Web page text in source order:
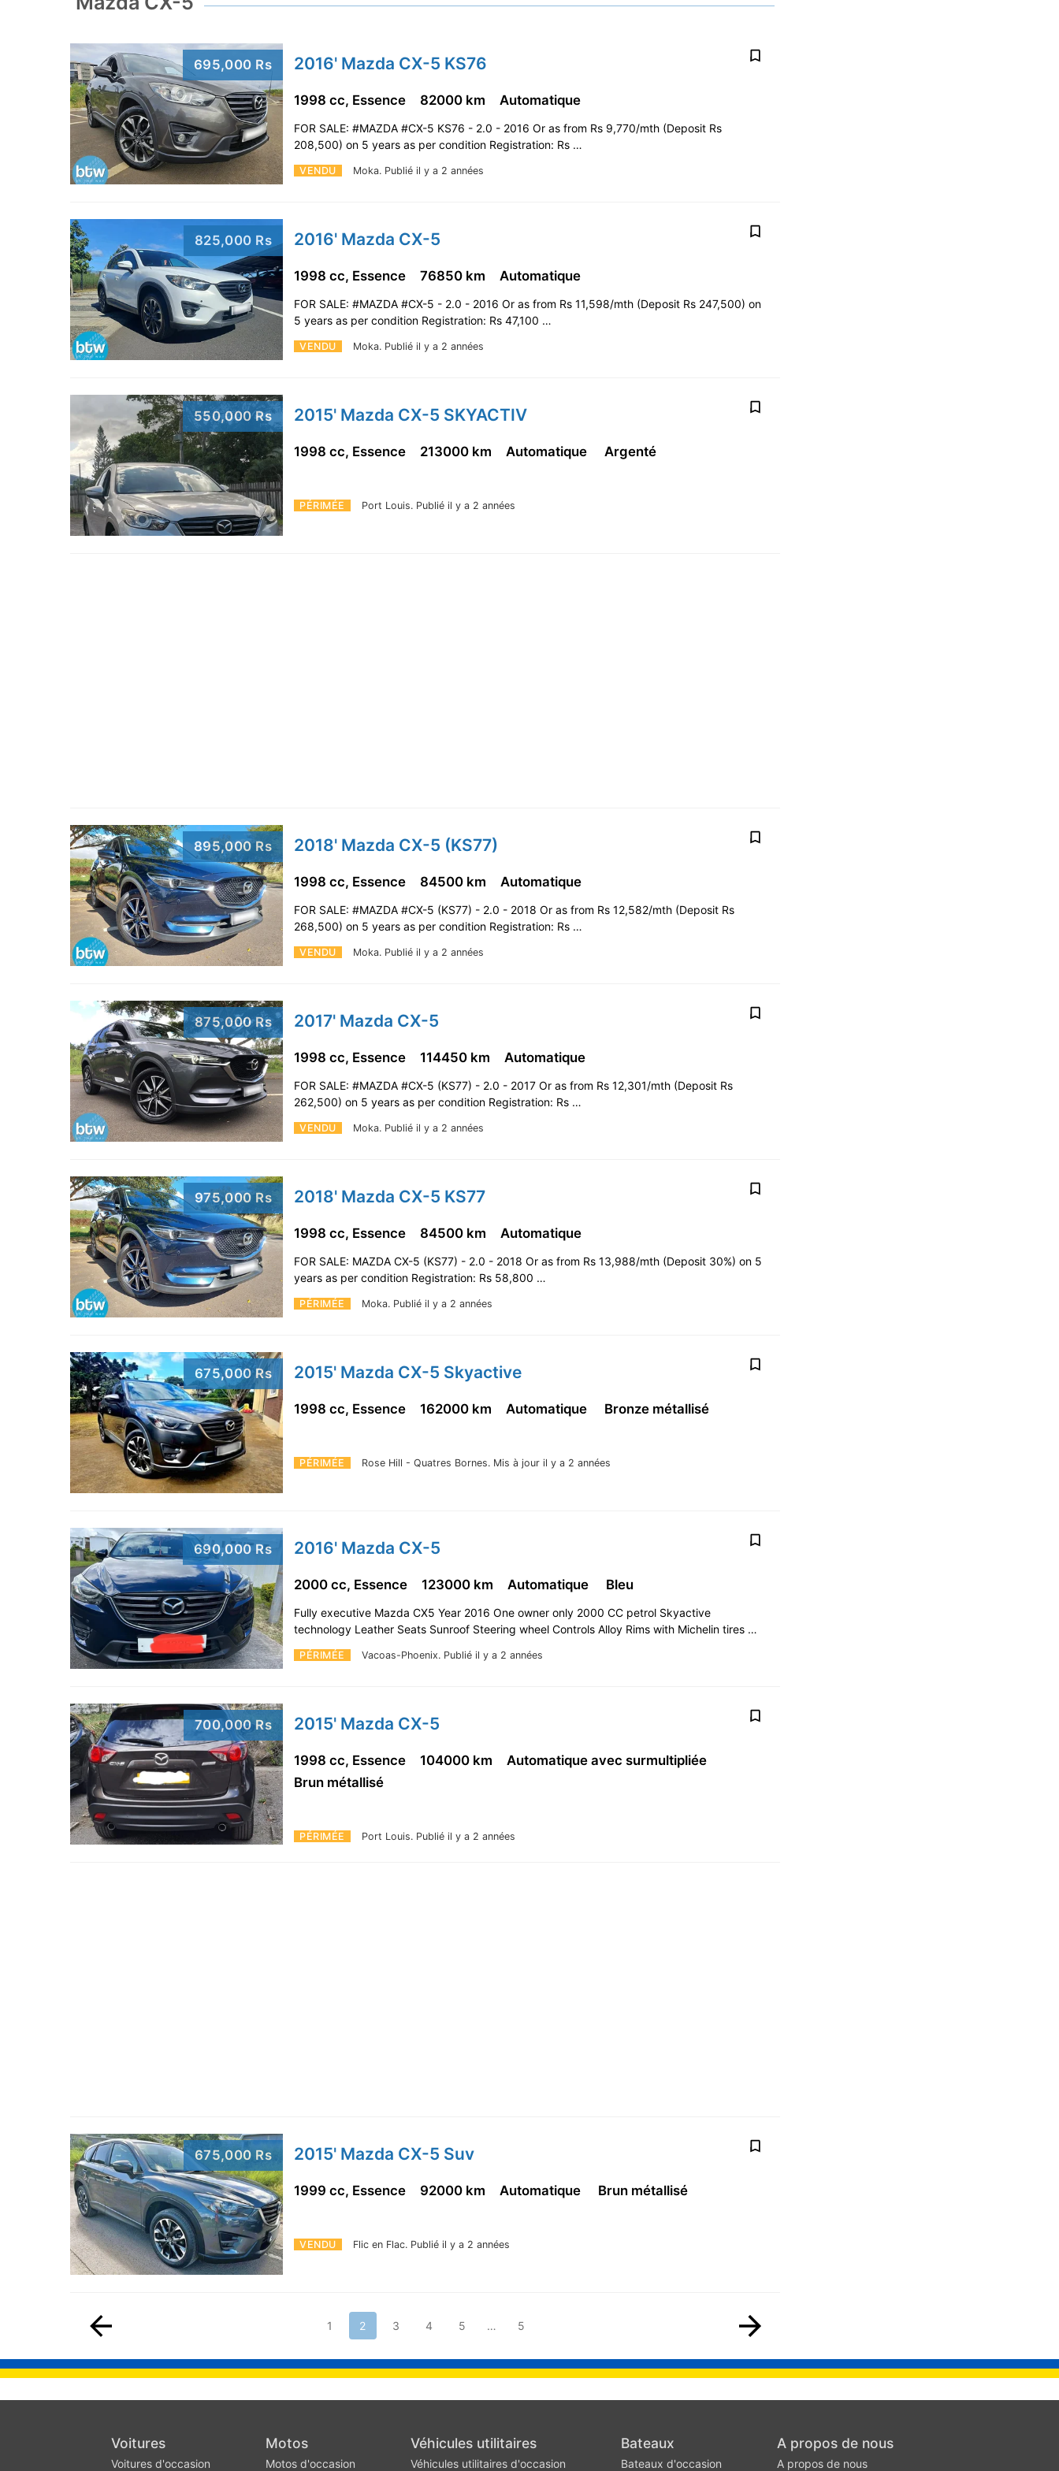
695,000 Rs 2016' Mazda CX-5 KS76
VENDU Moka. Publié il y a 2 années
1998 cc, Essence 82000 km Automatique
FOR SALE: #MAZDA #CX-5 KS76 - 2.0 - 2016 Or as from Rs 9,770/mth (Deposit Rs
208,500) on 5 years as per condition Registration: Rs …
825,000 Rs 2016' Mazda CX-5
VENDU Moka. Publié il y a 2 années
1998 cc, Essence 76850 km Automatique
FOR SALE: #MAZDA #CX-5 - 2.0 - 2016 Or as from Rs 11,598/mth (Deposit Rs 247,500) on
5 years as per condition Registration: Rs 47,100 …
550,000 Rs 2015' Mazda CX-5 SKYACTIV
PÉRIMÉE Port Louis. Publié il y a 2 années
1998 cc, Essence 213000 km Automatique Argenté
895,000 Rs 2018' Mazda CX-5 (KS77)
VENDU Moka. Publié il y a 2 années
1998 cc, Essence 84500 km Automatique
FOR SALE: #MAZDA #CX-5 (KS77) - 2.0 - 2018 Or as from Rs 12,582/mth (Deposit Rs
268,500) on 5 years as per condition Registration: Rs …
875,000 Rs 2017' Mazda CX-5
VENDU Moka. Publié il y a 2 années
1998 cc, Essence 114450 km Automatique
FOR SALE: #MAZDA #CX-5 (KS77) - 2.0 - 2017 Or as from Rs 12,301/mth (Deposit Rs
262,500) on 5 years as per condition Registration: Rs …
975,000 Rs 2018' Mazda CX-5 KS77
PÉRIMÉE Moka. Publié il y a 2 années
1998 cc, Essence 84500 km Automatique
FOR SALE: MAZDA CX-5 (KS77) - 2.0 - 2018 Or as from Rs 13,988/mth (Deposit 30%) on 5
years as per condition Registration: Rs 58,800 …
675,000 Rs 2015' Mazda CX-5 Skyactive
PÉRIMÉE Rose Hill - Quatres Bornes. Mis à jour il y a 2 années
1998 cc, Essence 162000 km Automatique Bronze métallisé
690,000 Rs 2016' Mazda CX-5
PÉRIMÉE Vacoas-Phoenix. Publié il y a 2 années
2000 cc, Essence 123000 km Automatique Bleu
Fully executive Mazda CX5 Year 2016 One owner only 2000 CC petrol Skyactive
technology Leather Seats Sunroof Steering wheel Controls Alloy Rims with Michelin tires …
700,000 Rs 2015' Mazda CX-5
PÉRIMÉE Port Louis. Publié il y a 2 années
1998 cc, Essence 104000 km
Automatique avec surmultipliée
Brun métallisé
675,000 Rs 2015' Mazda CX-5 Suv
VENDU Flic en Flac. Publié il y a 2 années
1999 cc, Essence 92000 km Automatique Brun métallisé
1 2 3 4 5 … 5
Voitures
Voitures d'occasion
Motos
Motos d'occasion
Véhicules utilitaires
Véhicules utilitaires d'occasion
Bateaux
Bateaux d'occasion
A propos de nous
A propos de nous